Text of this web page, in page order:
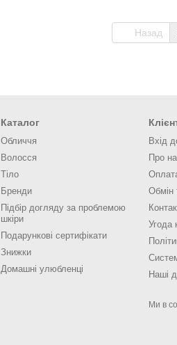
Назад
Каталог
Обличчя
Волосся
Тіло
Бренди
Підбір догляду за проблемою
шкіри
Подарункові сертифікати
Знижки
Домашні улюбленці
Вхід
Про
Обмін
Угода
Наші
Ми в